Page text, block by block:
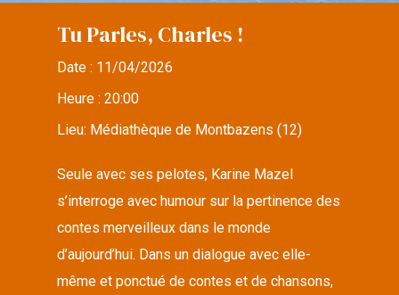
Tu Parles, Charles !
Date : 11/04/2026
Heure :20:00
Lieu: Médiathèque de Montbazens (12)
Seule avec ses pelotes, Karine Mazel
s’interroge avec humour sur la pertinence des
contes merveilleux dans le monde
d’aujourd’hui. Dans un dialogue avec elle-
même et ponctué de contes et de chansons,